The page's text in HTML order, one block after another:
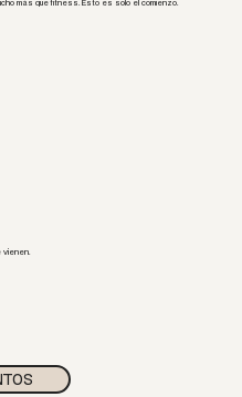
más que fitness. Esto es solo el comienzo.
vienen.